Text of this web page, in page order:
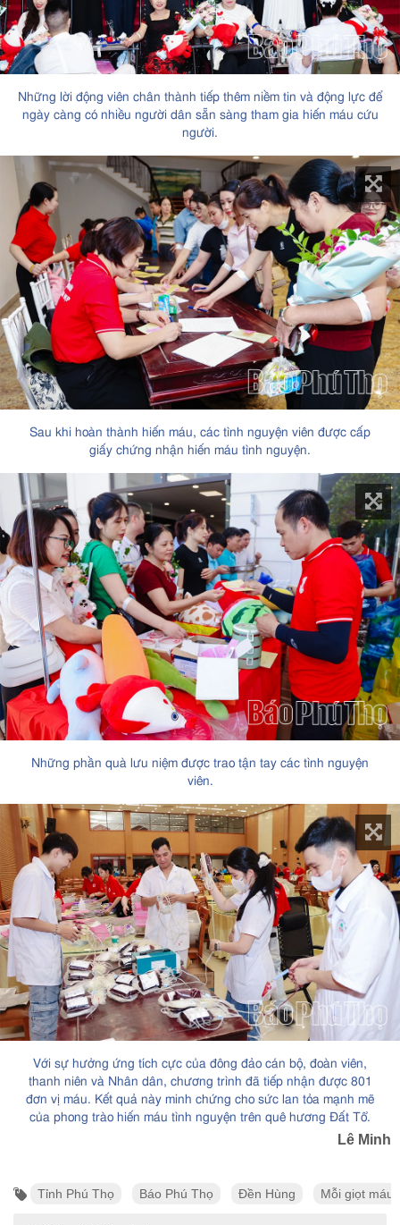
Những lời động viên chân thành tiếp thêm niềm tin và động lực để
ngày càng có nhiều người dân sẵn sàng tham gia hiến máu cứu
người.
Sau khi hoàn thành hiến máu, các tình nguyện viên được cấp
giấy chứng nhận hiến máu tình nguyện.
Những phần quà lưu niệm được trao tận tay các tình nguyện
viên.
Với sự hưởng ứng tích cực của đông đảo cán bộ, đoàn viên,
thanh niên và Nhân dân, chương trình đã tiếp nhận được 801
đơn vị máu. Kết quả này minh chứng cho sức lan tỏa mạnh mẽ
của phong trào hiến máu tình nguyện trên quê hương Đất Tổ.
Lê Minh
Tỉnh Phú Thọ Báo Phú Thọ Đền Hùng Mỗi giọt máu